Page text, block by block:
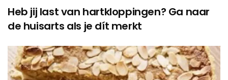
Heb jij last van hartkloppingen? Ga naar
de huisarts als je dít merkt